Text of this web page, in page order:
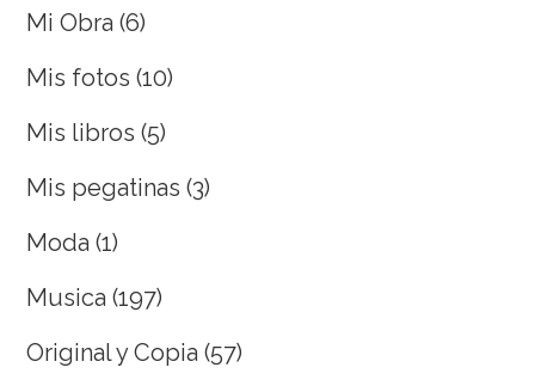
Mi Obra (6)
Mis fotos (10)
Mis libros (5)
Mis pegatinas (3)
Moda (1)
Musica (197)
Original y Copia (57)